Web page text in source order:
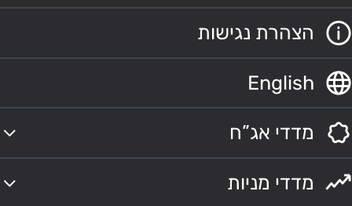
הצהרת נגישות
English
מדדי אג”ח
מדדי מניות